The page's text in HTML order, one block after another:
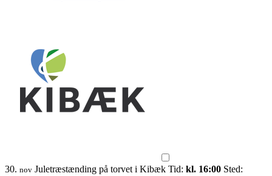
30. nov Juletræstænding på torvet i Kibæk Tid: kl. 16:00 Sted: